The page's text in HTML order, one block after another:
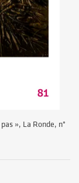
», La Ronde, n°